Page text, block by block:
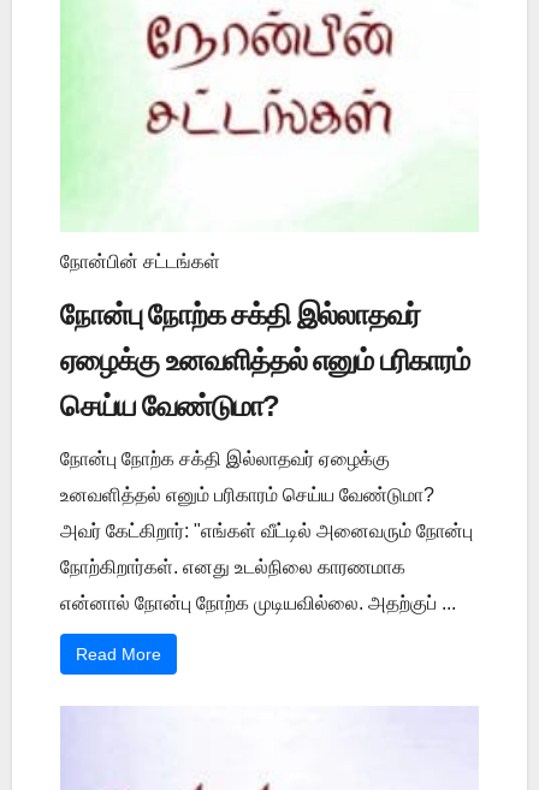
நோன்பின் சட்டங்கள்
நோன்பு நோற்க சக்தி இல்லாதவர்
ஏழைக்கு உனவளித்தல் எனும் பரிகாரம்
செய்ய வேண்டுமா?
நோன்பு நோற்க சக்தி இல்லாதவர் ஏழைக்கு
உனவளித்தல் எனும் பரிகாரம் செய்ய வேண்டுமா?
அவர் கேட்கிறார்: "எங்கள் வீட்டில் அனைவரும் நோன்பு
நோற்கிறார்கள். எனது உடல்நிலை காரணமாக
என்னால் நோன்பு நோற்க முடியவில்லை. அதற்குப் ...
Read More